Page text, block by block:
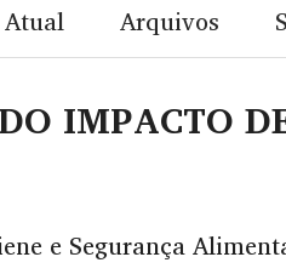
Atual Arquivos
IMPACTO
e Segurança